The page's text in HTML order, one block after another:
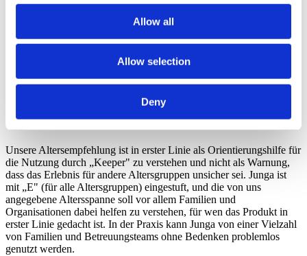
Allow all
Allow selection
Deny
Junga wurde entwickelt, um den Fokus auf positive
Entwicklung, Routinen und Ermutigung zu legen.
gewalttätige, glücksspielbezogene, angstauslösende,
So Funktioniert Die Altersfreigabe Bei
Junga
Unsere Altersempfehlung ist in erster Linie als Orientierungshilfe für
die Nutzung durch „Keeper" zu verstehen und nicht als Warnung,
dass das Erlebnis für andere Altersgruppen unsicher sei. Junga ist
mit „E" (für alle Altersgruppen) eingestuft, und die von uns
angegebene Altersspanne soll vor allem Familien und
Organisationen dabei helfen zu verstehen, für wen das Produkt in
erster Linie gedacht ist. In der Praxis kann Junga von einer Vielzahl
von Familien und Betreuungsteams ohne Bedenken problemlos
genutzt werden.